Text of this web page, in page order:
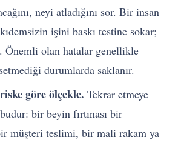
neyi atladığını sor. Bir insan
işini baskı testine sokar;
Önemli olan hatalar genellikle
durumlarda saklanır.
göre ölçekle. Tekrar etmeye
bir beyin fırtınası bir
müşteri teslimi, bir mali rakam ya